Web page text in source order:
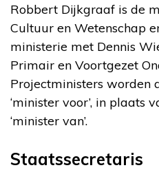
Robbert Dijkgraaf is de
Cultuur en Wetenschap
ministerie met Dennis
Primair en Voortgezet
Projectministers worden
‘minister voor’, in plaats
‘minister van’.
Staatssecretaris